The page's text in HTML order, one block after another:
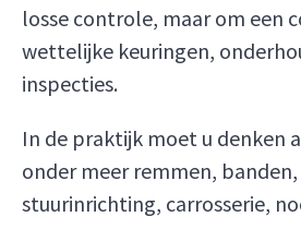
losse controle, maar om een
wettelijke keuringen,
inspecties.
In de praktijk moet u denken
onder meer remmen,
stuurinrichting, carrosserie,